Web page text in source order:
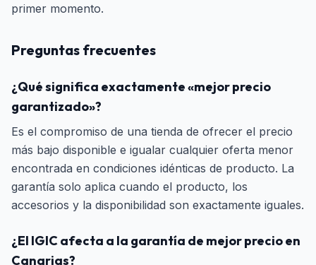
primer momento.
Preguntas frecuentes
¿Qué significa exactamente «mejor precio
garantizado»?
Es el compromiso de una tienda de ofrecer el precio
más bajo disponible e igualar cualquier oferta menor
encontrada en condiciones idénticas de producto. La
garantía solo aplica cuando el producto, los
accesorios y la disponibilidad son exactamente iguales.
¿El IGIC afecta a la garantía de mejor precio en
Canarias?